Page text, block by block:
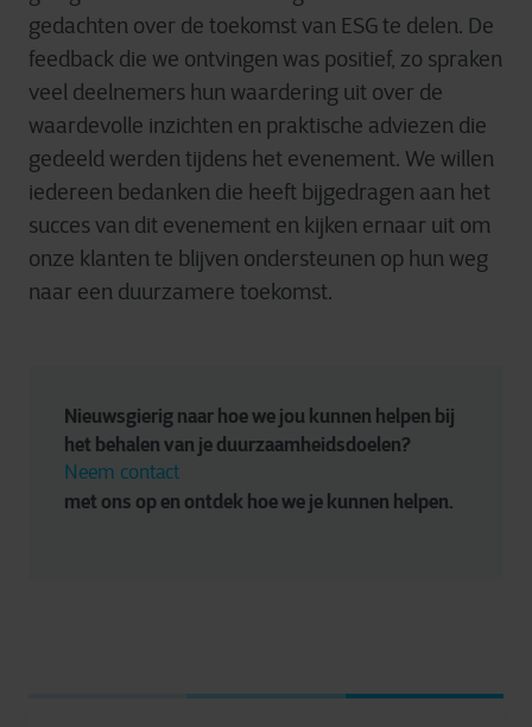
gedachten over de toekomst van ESG te delen. De
feedback die we ontvingen was positief, zo spraken
veel deelnemers hun waardering uit over de
waardevolle inzichten en praktische adviezen die
gedeeld werden tijdens het evenement. We willen
iedereen bedanken die heeft bijgedragen aan het
succes van dit evenement en kijken ernaar uit om
onze klanten te blijven ondersteunen op hun weg
naar een duurzamere toekomst.
Nieuwsgierig naar hoe we jou kunnen helpen bij
het behalen van je duurzaamheidsdoelen?
Neem contact
met ons op en ontdek hoe we je kunnen helpen.